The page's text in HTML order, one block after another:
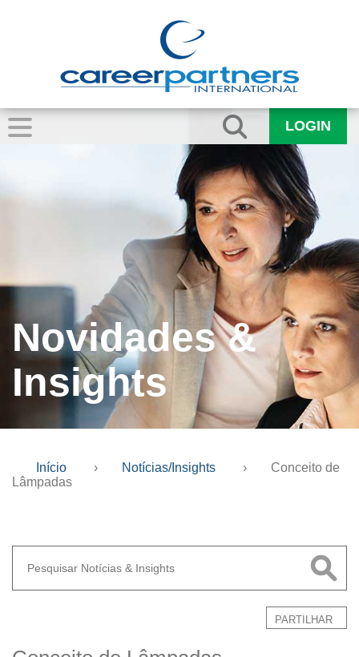
LOGIN
Novidades &
Insights
Início › Notícias/Insights ›
Conceito de
Lâmpadas
PARTILHAR